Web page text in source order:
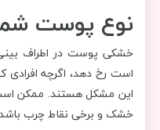
نوع پوست
خشکی پوست در اطراف
است رخ دهد، اگرچه
این مشکل هستند. ممکن
خشک و برخی نقاط چرب